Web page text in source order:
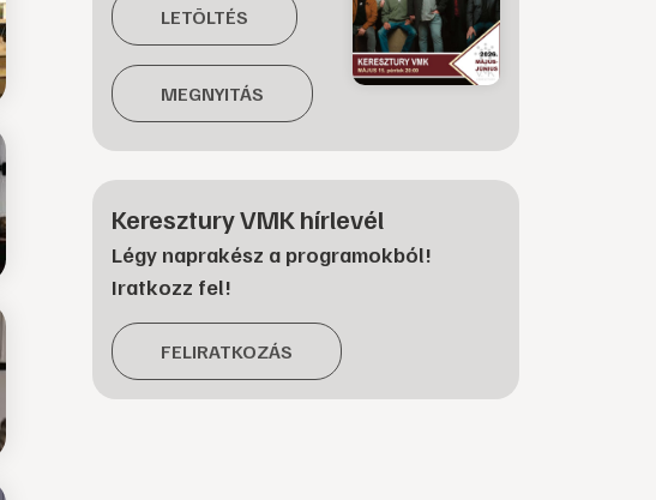
LETÖLTÉS
MEGNYITÁS
Keresztury VMK hírlevél
Légy naprakész a programokból!
Iratkozz fel!
FELIRATKOZÁS